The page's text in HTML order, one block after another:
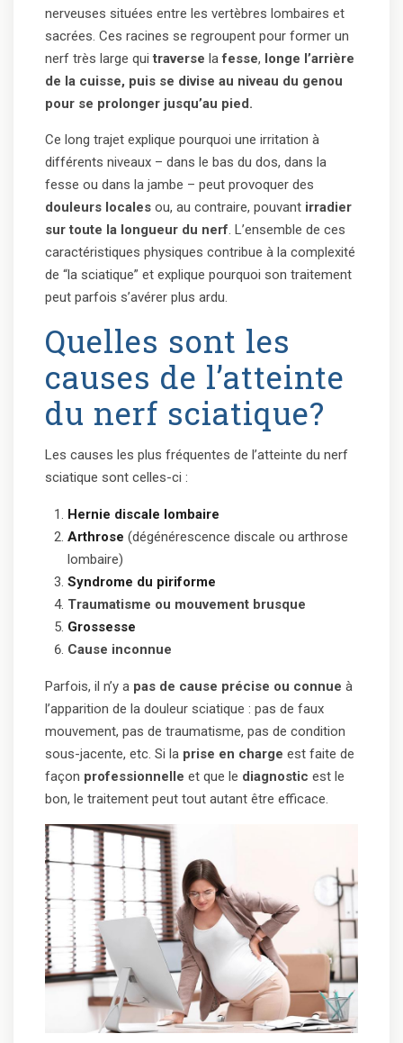
nerveuses situées entre les vertèbres lombaires et
sacrées. Ces racines se regroupent pour former un
nerf très large quitraverse lafesse, longe l’arrière
de la cuisse, puis se divise au niveau du genou
pour se prolonger jusqu’au pied.
Ce long trajet explique pourquoi une irritation à
différents niveaux – dans le bas du dos, dans la
fesse ou dans la jambe – peut provoquer des
douleurs locales ou, au contraire, pouvant irradier
sur toute la longueur du nerf. L’ensemble de ces
caractéristiques physiques contribue à la complexité
de “la sciatique” et explique pourquoi son traitement
peut parfois s’avérer plus ardu.
Quelles sont les
causes de l’atteinte
du nerf sciatique?
Les causes les plus fréquentes de l’atteinte du nerf
sciatique sont celles-ci :
Hernie discale lombaire
Arthrose (dégénérescence discale ou arthrose
lombaire)
Syndrome du piriforme
Traumatisme ou mouvement brusque
Grossesse
Cause inconnue
Parfois, il n’y a pas de cause précise ou connue à
l’apparition de la douleur sciatique : pas de faux
mouvement, pas de traumatisme, pas de condition
sous-jacente, etc. Si la prise en charge est faite de
façon professionnelle et que le diagnostic est le
bon, le traitement peut tout autant être efficace.